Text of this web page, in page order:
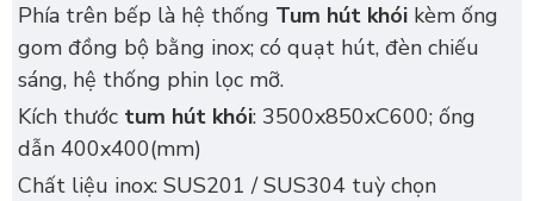
Phía trên bếp là hệ thống Tum hút khói kèm ống
gom đồng bộ bằng inox; có quạt hút, đèn chiếu
sáng, hệ thống phin lọc mỡ.
Kích thước tum hút khói: 3500x850xC600; ống
dẫn 400x400(mm)
Chất liệu inox: SUS201 / SUS304 tuỳ chọn